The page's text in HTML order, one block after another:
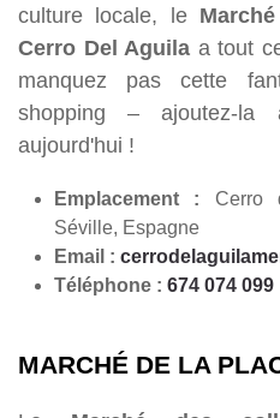
culture locale, le
Cerro Del Aguila a tout
manquez pas cette
shopping – ajoutez-
aujourd'hui !
Emplacement : Cerro
Séville, Espagne
Email :
Téléphone : 674 074 099
MARCHÉ DE LA